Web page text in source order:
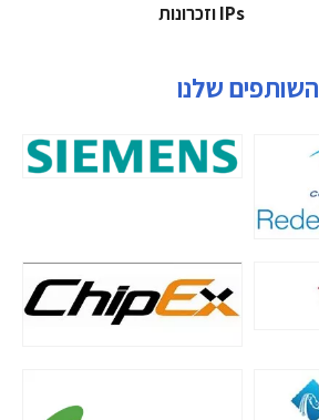
השותפים שלנו